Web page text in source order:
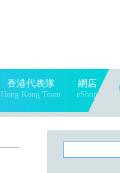
香港代表隊
Hong Kong Team
網店
eShop